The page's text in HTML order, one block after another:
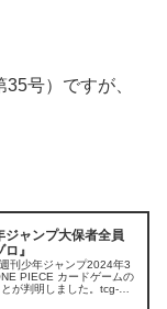
号）ですが、
ジャンプ大保者全員
』
刊少年ジャンプ2024年3
PIECE カードゲームの
が判明しました。tcg-